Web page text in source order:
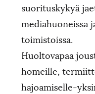
suorituskykyä
mediahuoneissa
toimistoissa.
Huoltovapaa
homeille,
hajoamiselle-